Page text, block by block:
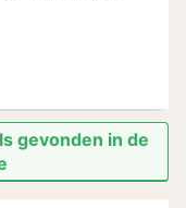
gevonden in de